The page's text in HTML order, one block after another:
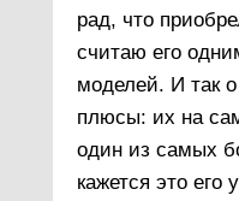
рад, что
считаю его
моделей. И так
плюсы: их на
один из самых
кажется это его